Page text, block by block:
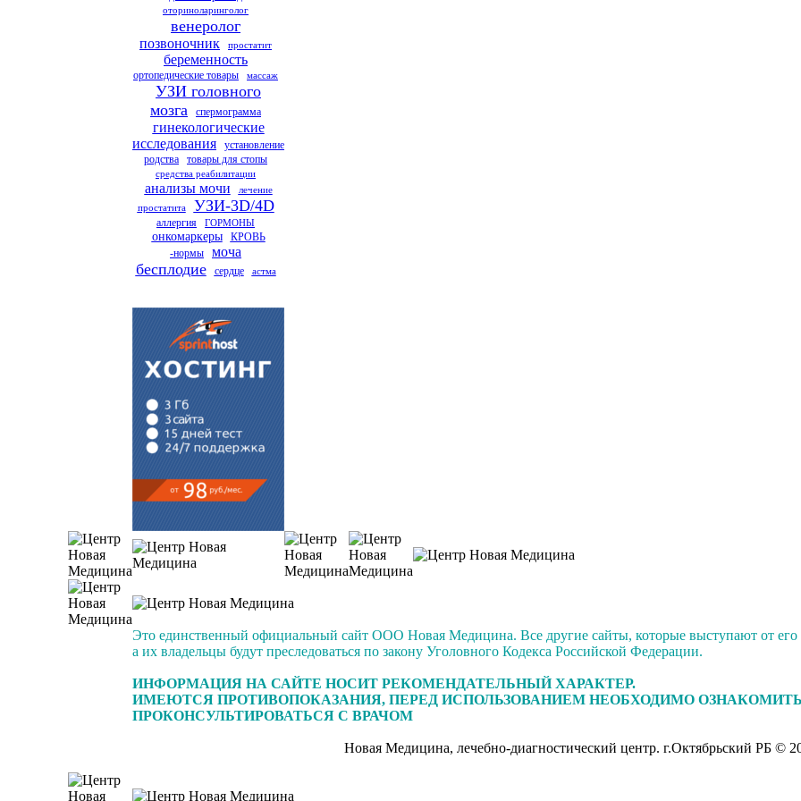
оториноларинголог
венеролог
позвоночник простатит
беременность
ортопедические товары массаж
УЗИ головного
мозга
спермограмма
гинекологические
исследования
установление
родства
товары для стопы
средства реабилитации
анализы мочи
лечение
простатита
УЗИ-3D/4D
аллергия ГОРМОНЫ
онкомаркеры
КРОВЬ
-нормы
моча
бесплодие сердце астма
Это единственный официальный сайт ООО Новая Медицина. Все другие сайты, которые выступают от
а их владельцы будут преследоваться по закону Уголовного Кодекса Российской Федерации.
ИНФОРМАЦИЯ НА САЙТЕ НОСИТ РЕКОМЕНДАТЕЛЬНЫЙ ХАРАКТЕР.
ИМЕЮТСЯ ПРОТИВОПОКАЗАНИЯ, ПЕРЕД ИСПОЛЬЗОВАНИЕМ НЕОБХОДИМО
ПРОКОНСУЛЬТИРОВАТЬСЯ С ВРАЧОМ
Новая Медицина, лечебно-диагностический центр. г.Октябрьский РБ ©